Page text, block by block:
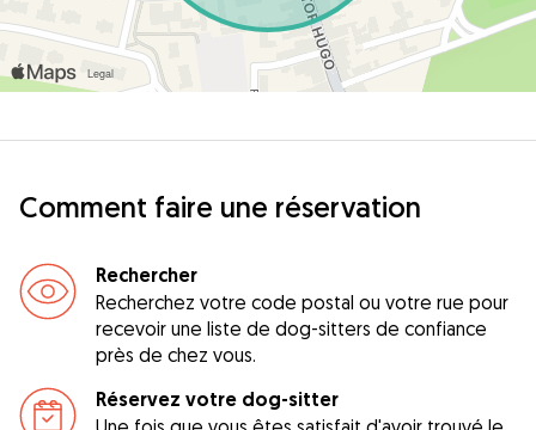
Comment faire une réservation
Rechercher
Recherchez votre code postal ou votre rue pour
recevoir une liste de dog-sitters de confiance
près de chez vous.
Réservez votre dog-sitter